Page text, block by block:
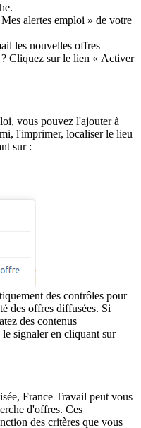
alertes emploi » de votre
les nouvelles offres
Cliquez sur le lien « Activer
vous pouvez l'ajouter à
l'imprimer, localiser le lieu
sur :
des contrôles pour
des offres diffusées. Si
des contenus
signaler en cliquant sur
France Travail peut vous
d'offres. Ces
des critères que vous